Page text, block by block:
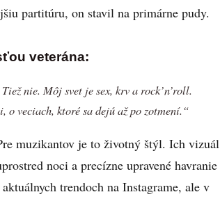
partitúru, on stavil na primárne pudy.
veterána:
nie. Môj svet je sex, krv a rock’n’roll.
veciach, ktoré sa dejú až po zotmení.“
muzikantov je to životný štýl. Ich vizuál
noci a precízne upravené havranie
trendoch na Instagrame, ale v